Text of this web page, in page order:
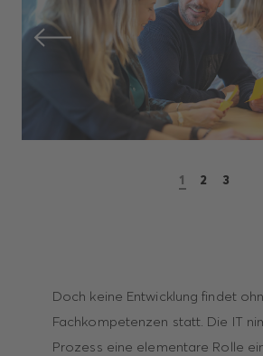
Previous
1 2 3
Doch keine Entwicklung findet
Fachkompetenzen statt. Die IT
Prozess eine elementare Rolle